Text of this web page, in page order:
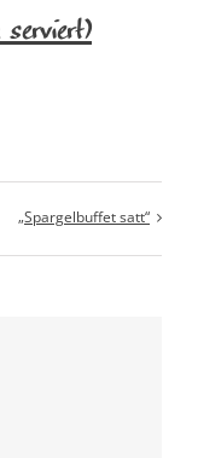
serviert)
„Spargelbuffet satt“